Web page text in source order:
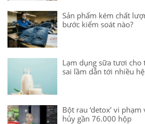
Sản phẩm kém chất
bước kiểm soát nào?
Lạm dụng sữa tươi cho
sai lầm dẫn tới nhiều
Bột rau ‘detox’ vi
hủy gần 76.000 hộp